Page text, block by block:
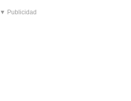
▼ Publicidad